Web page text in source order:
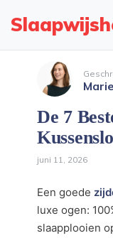
De 7
juni 11, 2026
Een goede
luxe ogen:
slaapplooien